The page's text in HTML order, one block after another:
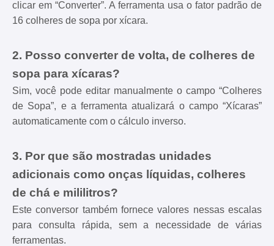
clicar em “Converter”. A ferramenta usa o fator padrão de
16 colheres de sopa por xícara.
2. Posso converter de volta, de colheres de
sopa para xícaras?
Sim, você pode editar manualmente o campo “Colheres
de Sopa”, e a ferramenta atualizará o campo “Xícaras”
automaticamente com o cálculo inverso.
3. Por que são mostradas unidades
adicionais como onças líquidas, colheres
de chá e mililitros?
Este conversor também fornece valores nessas escalas
para consulta rápida, sem a necessidade de várias
ferramentas.